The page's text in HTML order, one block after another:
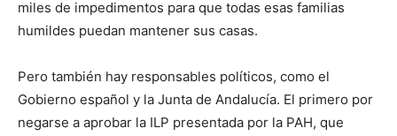
miles de impedimentos para que todas esas familias
humildes puedan mantener sus casas.
Pero también hay responsables políticos, como el
Gobierno español y la Junta de Andalucía. El primero por
negarse a aprobar la ILP presentada por la PAH, que